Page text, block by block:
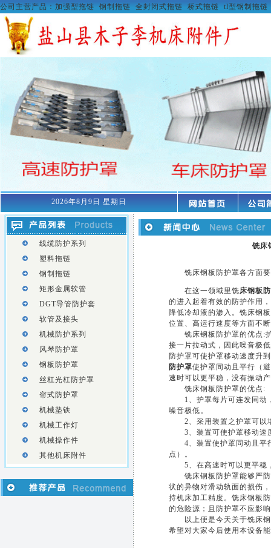
公司主营产品： 加强型拖链 钢制拖链 全封闭式拖链 桥式拖链 tl型钢制拖链
2026年8月9日 星期日
线缆防护系列
塑料拖链
钢制拖链
矩形金属软管
DGT导管防护套
软管及接头
机械防护系列
风琴防护罩
钢板防护罩
丝杠光杠防护罩
帘式防护罩
机械垫铁
机械工作灯
机械操作件
其他机床附件
铣床
铣床钢板防护罩各方面
在这一领域里铣床钢板
的进入起着有效的防护作用
降低冷却液的渗入。铣床钢
位置、高运行速度等方面不
铣床钢板防护罩的优点:护
接一片拉动式，因此噪音极
防护罩可使护罩移动速度升
防护罩使护罩同动且平行（
速时可以更平稳，没有振动
铣床钢板防护罩的优点:
1、护罩每片可连发同动
噪音极低。
2、采用装置之护罩可以
3、装置可使护罩移动速
4、装置使护罩同动且平
点）。
5、在高速时可以更平稳
铣床钢板防护罩能够严防
状的异物对滑动轨面的损伤
持机床加工精度。铣床钢板
的危险源；且防护罩不应影
以上便是今天关于铣床钢
希望对大家今后使用本设备